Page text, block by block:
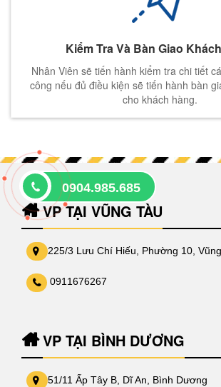
Kiểm Tra Và Bàn Giao
Nhân Viên sẽ tiến hành kiểm tra chi tiết
công nếu đủ điều kiện sẽ tiến hành bàn
cho khách hàng.
VP TẠI VŨNG TÀU
225/3 Lưu Chí Hiếu, Phường 10,
0911676267
VP TẠI BÌNH DƯƠNG
51/11 Ấp Tây B, Dĩ An, Bình Dương
0904.985.685